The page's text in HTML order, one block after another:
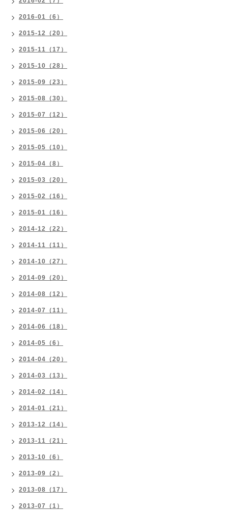
2016-01（6）
2015-12（20）
2015-11（17）
2015-10（28）
2015-09（23）
2015-08（30）
2015-07（12）
2015-06（20）
2015-05（10）
2015-04（8）
2015-03（20）
2015-02（16）
2015-01（16）
2014-12（22）
2014-11（11）
2014-10（27）
2014-09（20）
2014-08（12）
2014-07（11）
2014-06（18）
2014-05（6）
2014-04（20）
2014-03（13）
2014-02（14）
2014-01（21）
2013-12（14）
2013-11（21）
2013-10（6）
2013-09（2）
2013-08（17）
2013-07（1）